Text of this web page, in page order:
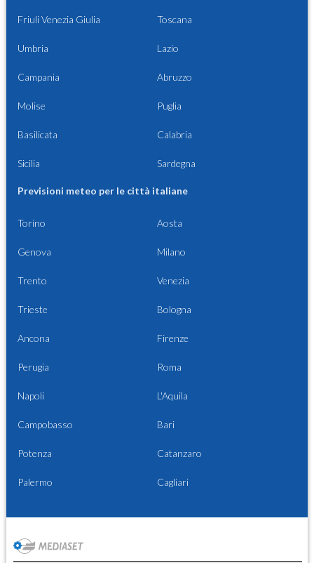
Friuli Venezia Giulia Toscana
Umbria Lazio
Campania Abruzzo
Molise Puglia
Basilicata Calabria
Sicilia Sardegna
Previsioni meteo per le città italiane
Torino Aosta
Genova Milano
Trento Venezia
Trieste Bologna
Ancona Firenze
Perugia Roma
Napoli L'Aquila
Campobasso Bari
Potenza Catanzaro
Palermo Cagliari